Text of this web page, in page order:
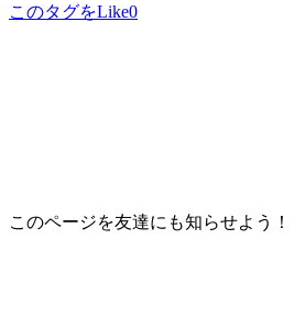
このタグをLike0
このページを友達にも知らせよう！